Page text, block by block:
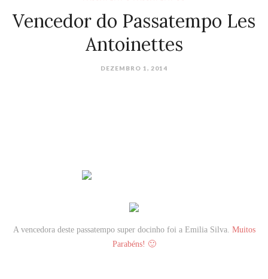
Vencedor do Passatempo Les
Antoinettes
DEZEMBRO 1, 2014
A vencedora deste passatempo super docinho foi a Emilia Silva Muitos
Parabéns! 🙂